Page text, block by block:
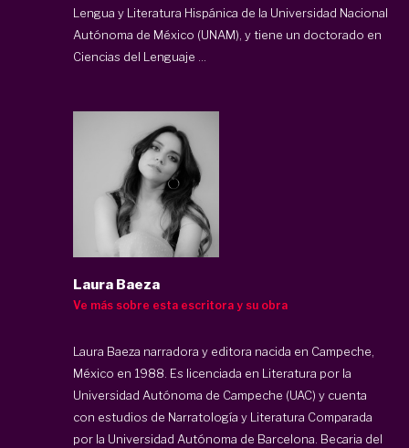
Lengua y Literatura Hispánica de la Universidad Nacional
Autónoma de México (UNAM), y tiene un doctorado en
Ciencias del Lenguaje ...
Laura Baeza
Ve más sobre esta escritora y su obra
Laura Baeza narradora y editora nacida en Campeche,
México en 1988. Es licenciada en Literatura por la
Universidad Autónoma de Campeche (UAC) y cuenta
con estudios de Narratología y Literatura Comparada
por la Universidad Autónoma de Barcelona. Becaria del